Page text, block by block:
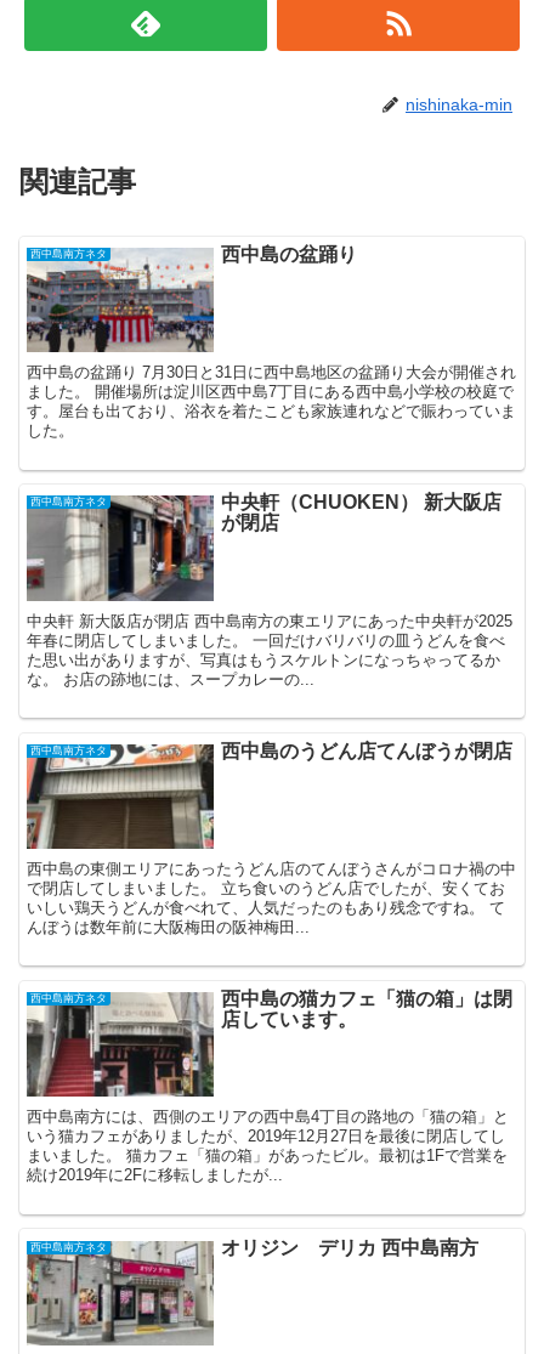
nishinaka-min
関連記事
西中島南方ネタ 西中島の盆踊り
西中島の盆踊り 7月30日と31日に西中島地区の盆踊り大会が開催され
ました。 開催場所は淀川区西中島7丁目にある西中島小学校の校庭で
す。屋台も出ており、浴衣を着たこども家族連れなどで賑わっていま
した。
西中島南方ネタ
中央軒（CHUOKEN） 新大阪店
が閉店
中央軒 新大阪店が閉店 西中島南方の東エリアにあった中央軒が2025
年春に閉店してしまいました。 一回だけバリバリの皿うどんを食べ
た思い出がありますが、写真はもうスケルトンになっちゃってるか
な。 お店の跡地には、スープカレーの...
西中島南方ネタ 西中島のうどん店てんぼうが閉店
西中島の東側エリアにあったうどん店のてんぼうさんがコロナ禍の中
で閉店してしまいました。 立ち食いのうどん店でしたが、安くてお
いしい鶏天うどんが食べれて、人気だったのもあり残念ですね。 て
んぼうは数年前に大阪梅田の阪神梅田...
西中島南方ネタ
西中島の猫カフェ「猫の箱」は閉
店しています。
西中島南方には、西側のエリアの西中島4丁目の路地の「猫の箱」と
いう猫カフェがありましたが、2019年12月27日を最後に閉店してし
まいました。 猫カフェ「猫の箱」があったビル。最初は1Fで営業を
続け2019年に2Fに移転しましたが...
西中島南方ネタ オリジン デリカ 西中島南方